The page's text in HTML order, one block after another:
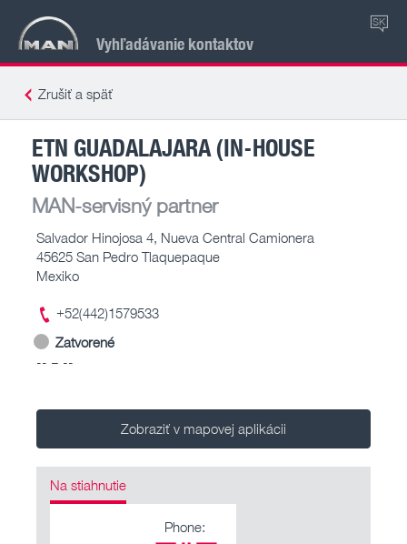
Vyhľadávanie kontaktov
SK
Zrušiť a späť
ETN GUADALAJARA (IN-HOUSE
WORKSHOP)
MAN-servisný partner
Salvador Hinojosa 4, Nueva Central Camionera
45625 San Pedro Tlaquepaque
Mexiko
+52(442)1579533
Zatvorené
-- – --
Zobraziť v mapovej aplikácii
Na stiahnutie
Phone: